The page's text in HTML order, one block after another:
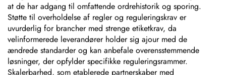
at de har adgang til omfattende ordrehistorik og sporing.
Støtte til overholdelse af regler og reguleringskrav er
uvurderlig for brancher med strenge etiketkrav, da
velinformerede leverandører holder sig ajour med de
ændrede standarder og kan anbefale overensstemmende
løsninger, der opfylder specifikke reguleringsrammer.
Skalerbarhed, som etablerede partnerskaber med